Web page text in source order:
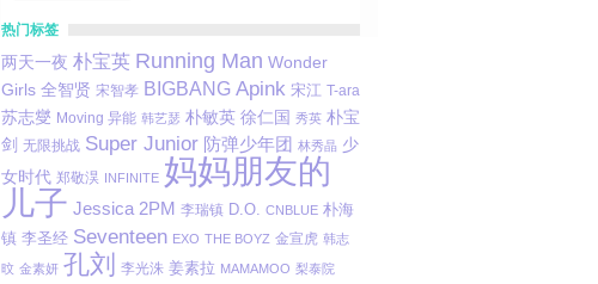
热门标签
两天一夜 朴宝英 Running Man Wonder
Girls 全智贤 宋智孝 BIGBANG Apink 宋江 T-ara
苏志燮 Moving 异能 韩艺瑟 朴敏英 徐仁国 秀英 朴宝
剑 无限挑战 Super Junior 防弹少年团 林秀晶 少
女时代 郑敬淏 INFINITE 妈妈朋友的
儿子 Jessica 2PM 李瑞镇 D.O. CNBLUE 朴海
镇 李圣经 Seventeen EXO THE BOYZ 金宣虎 韩志
旼 金素妍 孔刘 李光洙 姜素拉 MAMAMOO 梨泰院